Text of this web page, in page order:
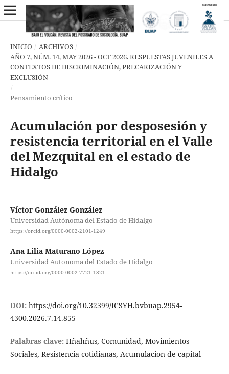
INICIO / ARCHIVOS /
AÑO 7, NÚM. 14, MAY 2026 - OCT 2026. RESPUESTAS JUVENILES A
CONTEXTOS DE DISCRIMINACIÓN, PRECARIZACIÓN Y
EXCLUSIÓN
/
Pensamiento crítico
Acumulación por desposesión y
resistencia territorial en el Valle
del Mezquital en el estado de
Hidalgo
Víctor González González
Universidad Autónoma del Estado de Hidalgo
https://orcid.org/0000-0002-2101-1249
Ana Lilia Maturano López
Universidad Autonoma del Estado de Hidalgo
https://orcid.org/0000-0002-7721-1821
DOI: https://doi.org/10.32399/ICSYH.bvbuap.2954-
4300.2026.7.14.855
Palabras clave: Hñahñus, Comunidad, Movimientos
Sociales, Resistencia cotidianas, Acumulacion de capital